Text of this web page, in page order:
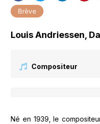
Brève
Louis Andriessen,
Compositeur
Né en 1939, le